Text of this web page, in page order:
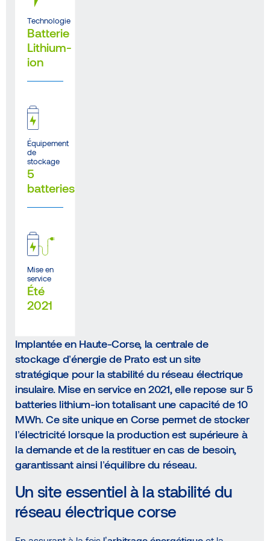
Implantée en Haute-Corse, la centrale de
stockage d’énergie de Prato est un site
stratégique pour la stabilité du réseau électrique
insulaire. Mise en service en2021, elle repose sur5
batteries lithium-iontotalisant une capacité de 10
MWh. Ce site unique en Corse permet destocker
l’électricité lorsque la production est supérieure à
la demandeet de la restituer en cas de besoin,
garantissant ainsi l’équilibre du réseau.
Un site essentiel à la stabilité du
réseau électrique corse
Technologie
Batterie
Lithium-
ion
Équipement
de
stockage
5
batteries
Mise en
service
Été
2021